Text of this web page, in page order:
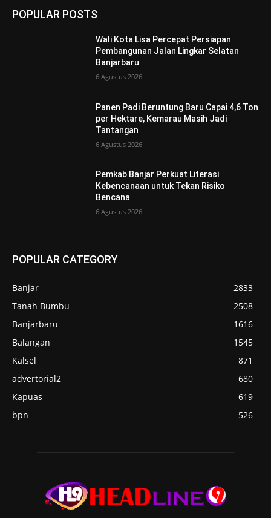
POPULAR POSTS
Wali Kota Lisa Percepat Persiapan
Pembangunan Jalan Lingkar Selatan
Banjarbaru
6 Agustus 2026
Panen Padi Beruntung Baru Capai 4,6 Ton
per Hektare, Kemarau Masih Jadi
Tantangan
6 Agustus 2026
Pemkab Banjar Perkuat Literasi
Kebencanaan untuk Tekan Risiko
Bencana
6 Agustus 2026
POPULAR CATEGORY
Banjar
2833
Tanah Bumbu
2508
Banjarbaru
1616
Balangan
1545
Kalsel
871
advertorial2
680
Kapuas
619
bpn
526